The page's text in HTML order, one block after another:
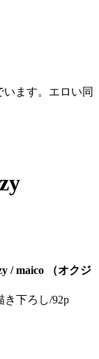
ます。エロい同
/ maico （オクジ
下ろし/92p